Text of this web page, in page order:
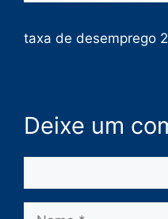
taxa de desemprego
Deixe um